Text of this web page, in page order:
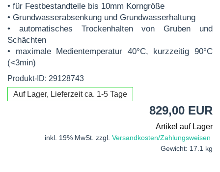
• für Festbestandteile bis 10mm Korngröße
• Grundwasserabsenkung und Grundwasserhaltung
• automatisches Trockenhalten von Gruben und
Schächten
• maximale Medientemperatur 40°C, kurzzeitig 90°C
(<3min)
Produkt-ID: 29128743
Auf Lager, Lieferzeit ca. 1-5 Tage
829,00 EUR
Artikel auf Lager
inkl. 19% MwSt. zzgl. Versandkosten/Zahlungsweisen
Gewicht: 17.1 kg